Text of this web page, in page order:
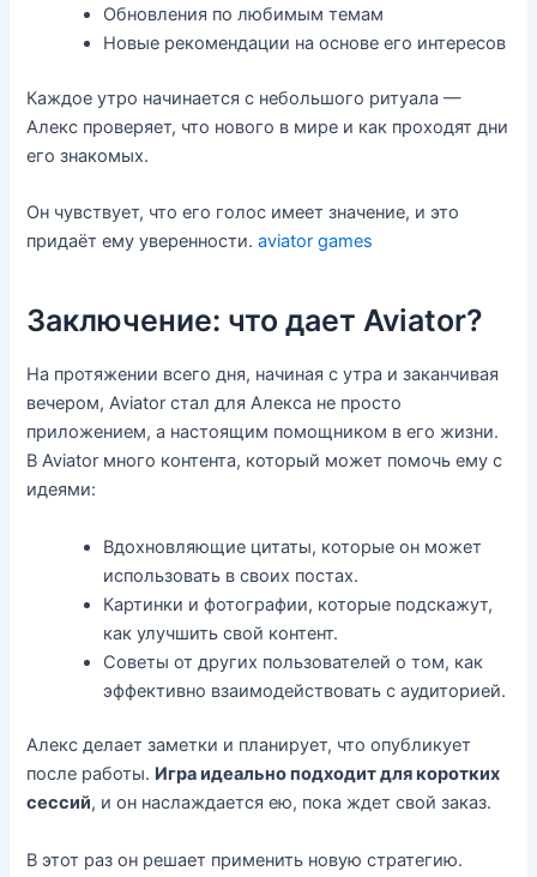
Обновления по любимым темам
Новые рекомендации на основе его интересов
Каждое утро начинается с небольшого ритуала —
Алекс проверяет, что нового в мире и как проходят дни
его знакомых.
Он чувствует, что его голос имеет значение, и это
придаёт ему уверенности.aviator games
Заключение: что дает Aviator?
На протяжении всего дня, начиная с утра и заканчивая
вечером, Aviator стал для Алекса не просто
приложением, а настоящим помощником в его жизни.
В Aviator много контента, который может помочь ему с
идеями:
Вдохновляющие цитаты, которые он может
использовать в своих постах.
Картинки и фотографии, которые подскажут,
как улучшить свой контент.
Советы от других пользователей о том, как
эффективно взаимодействовать с аудиторией.
Алекс делает заметки и планирует, что опубликует
после работы. Игра идеально подходит для коротких
сессий, и он наслаждается ею, пока ждет свой заказ.
В этот раз он решает применить новую стратегию.